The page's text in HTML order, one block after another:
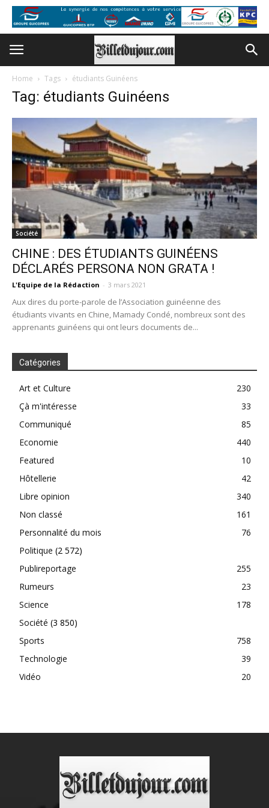
Home Tags étudiants Guinéens
Tag: étudiants Guinéens
Société
CHINE : DES ÉTUDIANTS GUINÉENS
DÉCLARÉS PERSONA NON GRATA !
L'Equipe de la Rédaction - 3 mars 2021
Aux dires du porte-parole de l’Association guinéenne des
étudiants vivants en Chine, Mamady Condé, nombreux sont des
apprenants guinéens qui ont leurs documents de...
Catégories
Art et Culture
230
Çà m'intéresse
33
Communiqué
85
Economie
440
Featured
10
Hôtellerie
42
Libre opinion
340
Non classé
161
Personnalité du mois
76
Politique (2 572)
Publireportage
255
Rumeurs
23
Science
178
Société (3 850)
Sports
758
Technologie
39
Vidéo
20